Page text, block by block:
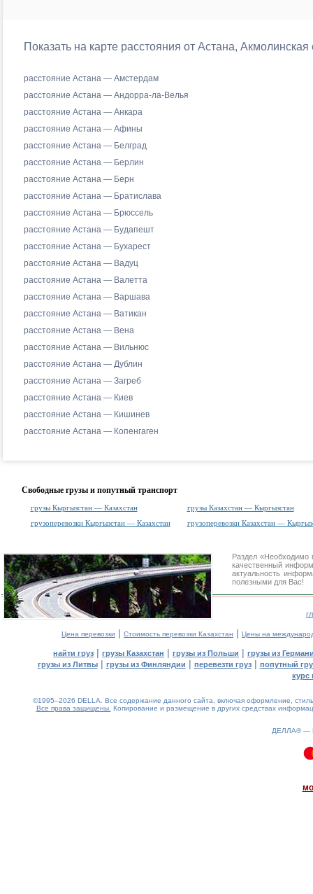
Показать на карте расстояния от Астана,
расстояние Астана — Амстердам
расстояние Астана — Андорра-ла-Велья
расстояние Астана — Анкара
расстояние Астана — Афины
расстояние Астана — Белград
расстояние Астана — Берлин
расстояние Астана — Берн
расстояние Астана — Братислава
расстояние Астана — Брюссель
расстояние Астана — Будапешт
расстояние Астана — Бухарест
расстояние Астана — Вадуц
расстояние Астана — Валетта
расстояние Астана — Варшава
расстояние Астана — Ватикан
расстояние Астана — Вена
расстояние Астана — Вильнюс
расстояние Астана — Дублин
расстояние Астана — Загреб
расстояние Астана — Киев
расстояние Астана — Кишинев
расстояние Астана — Копенгаген
Свободные грузы и попутный транспорт
грузы Кыргызстан — Казахстан
грузы Казахстан — Кыргызстан
грузоперевозки Кыргызстан — Казахстан
грузоперевозки Казахстан —
Раздел
качественный
актуальность
полезными для Вас!
Цена перевозки | Стоимость перевозки Казахстан | Цены на
найти груз | грузы Казахстан | грузы из Польши | грузы из
грузы из Литвы| грузы из Финляндии | перевезти груз| попутный
курс
©1995–2026 DELLA. Все содержание данного сайта, включая оформление,
Все права защищены. Копирование и размещение в других средствах
ДЕЛЛА® —